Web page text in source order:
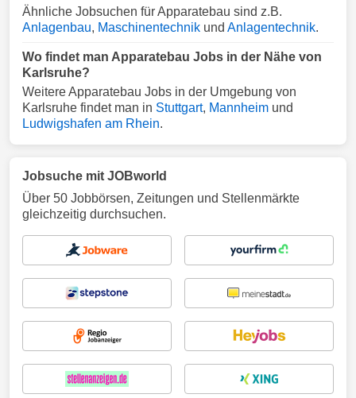
Ähnliche Jobsuchen für Apparatebau sind z.B.
Anlagenbau, Maschinentechnik und Anlagentechnik.
Wo findet man Apparatebau Jobs in der Nähe von
Karlsruhe?
Weitere Apparatebau Jobs in der Umgebung von
Karlsruhe findet man in Stuttgart, Mannheim und
Ludwigshafen am Rhein.
Jobsuche mit JOBworld
Über 50 Jobbörsen, Zeitungen und Stellenmärkte
gleichzeitig durchsuchen.